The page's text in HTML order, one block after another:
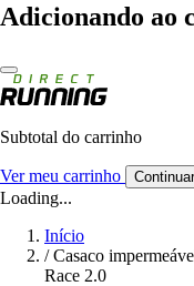
Adicionando ao
Subtotal do carrinho
Ver meu carrinho
Loading...
Início
/ Casaco
Race 2.0